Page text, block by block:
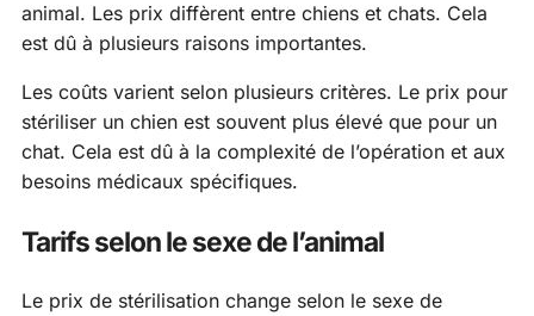
animal. Les prix diffèrent entre chiens et chats. Cela
est dû à plusieurs raisons importantes.
Les coûts varient selon plusieurs critères. Le prix pour
stériliser un chien est souvent plus élevé que pour un
chat. Cela est dû à la complexité de l’opération et aux
besoins médicaux spécifiques.
Tarifs selon le sexe de l’animal
Le prix de stérilisation change selon le sexe de